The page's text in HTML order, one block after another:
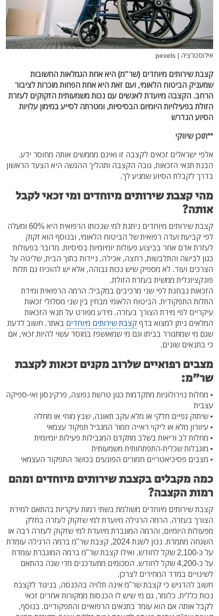
אילוסטרציה | pexels
קצבת שירותים מיוחדים (שר"מ) היא אחת הגמלאות החשובות
שמעניק הביטוח הלאומי, ועם זאת היא אחת הפחות מוכרות לציבור
הרחב. הקצבה מיועדת לאנשים עם נכות משמעותית הזקוקים לעזרת
הזולת בפעילויות היומיום הבסיסיות, ומטרתה לסייע במימון עלויות
הסיוע הנדרש
**תוכן שיווקי
אלפי ישראלים זכאים לקצבה זו ואינם מממשים אותה מחוסר ידע.
הבנת תנאי הזכאות, גובה הקצבה ותהליך ההגשה היא הצעד הראשון
בדרך לקבלת הסיוע שמגיע לך.
מהי קצבת שירותים מיוחדים ומי זכאי לקבל
אותה?
קצבת שירותים מיוחדים ניתנת למי שנכותו הרפואית היא 60% ומעלה
לפי קביעת ועדה רפואית של הביטוח הלאומי, ובנוסף הוא זקוק
לעזרת אדם אחר בביצוע פעולות יומיומיות בסיסיות. מדובר בפעולות
כגון לבישה והתלבשות, רחצה, אכילה, ניידות בתוך הבית, שליטה על
הצרכים ועוד. לא מספיק שיש נכות גבוהה, אלא יש להוכיח גם תלות
פונקציונלית ממשית בעזרת הזולת.
הזכאות נבחנת לפי שני מרכיבים במקביל: הרמה הרפואית ומידת
התלות התפקודית. הביטוח הלאומי מבחין בין שני מסלולי זכאות
עיקריים לפי מידת הצורך בעזרה. מידע מפורט על תנאי הזכאות
המלאים ניתן למצוא בדףקצבת שירותים מיוחדים באתר. חשוב לדעת
שגם מי שמתגורר בביתו וגם מי שמאושפז במוסד עשוי להיות זכאי, אם
כי בתנאים שונים.
מצבים רפואיים שלרוב מקנים זכאות לקצבת
שר"מ:
• מחלות נוירולוגיות מתקדמות כגון טרשת נפוצה, פרקינסון ואי-ספיקה
עצבית
• שיתוק גפיים חלקי או מלא עקב תאונה, שבץ מוחי או מחלה
• עיוורון מלא או ליקוי ראייה חמור המגביל תפקוד עצמאי
• מחלות לב וריאות בשלב מתקדם המגבילות פעילות יומיומית
• מוגבלות שכלית-התפתחותית משמעותית
• מצבים פסיכיאטריים חמורים הפוגעים בכושר התפקוד העצמאי
כמה מקבלים בקצבת שירותים מיוחדים ומהם
רמות הקצבה?
קצבת שירותים מיוחדים משולמת בשתי רמות עיקריות בהתאם למידת
הצורך בעזרה. הרמה הרגילה מיועדת למי שזקוק לעזרה בחלק
מפעולות היומיום, והרמה המוגברת מיועדת למי שזקוק לעזרה רבה או
השגחה מתמדת. נכון לשנת 2024, קצבת שר"מ ברמה הרגילה עומדת
על כ-2,100 שקל לחודש, ואילו קצבת שר"מ ברמה המוגברת עומדת
על כ-4,200 שקל לחודש. הסכומים מתעדכנים מדי שנה בהתאם
לשינויים במדד המחירים לצרכן.
חשוב להדגיש כי קצבת שר"מ אינה תלויה בהכנסה, בניגוד לקצבת
נכות כללית. כלומר, גם מי שיש לו הכנסות ממקורות אחרים זכאי
לקבל אותה אם הוא עומד בתנאים הרפואיים והתפקודיים. בנוסף,